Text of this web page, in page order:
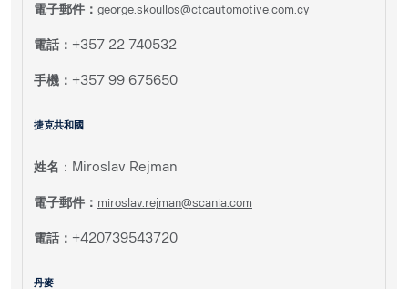
電子郵件： george.skoullos@ctcautomotive.com.cy
電話： +357 22 740532
手機： +357 99 675650
捷克共和國
姓名 ：Miroslav Rejman
電子郵件： miroslav.rejman@scania.com
電話： +420739543720
丹麥